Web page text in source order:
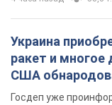
"Нас услышали
Украины уже
митинги в
вернуть Федорова